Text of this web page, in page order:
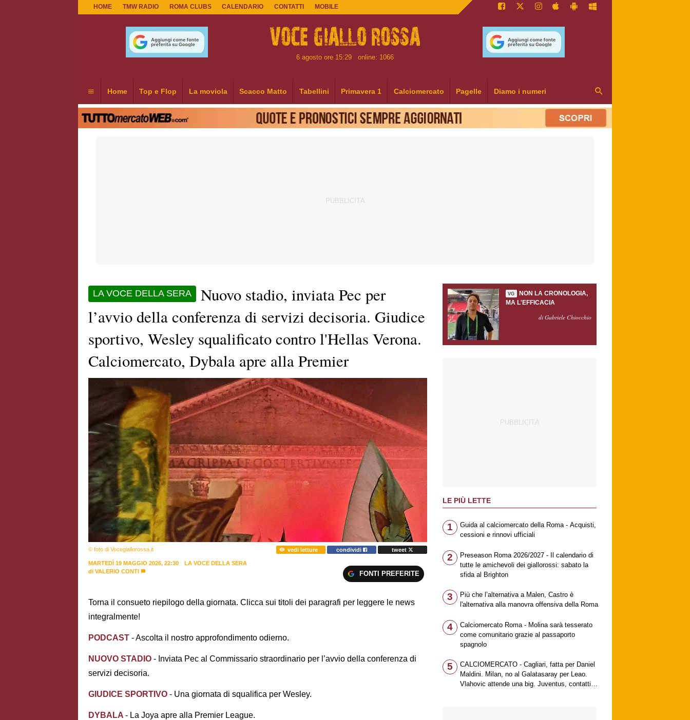
HOME TMW RADIO ROMA CLUBS CALENDARIO CONTATTI MOBILE
6 agosto ore 15:29 online: 1066
Home Top e Flop La moviola Scacco Matto Tabellini Primavera 1 Calciomercato Pagelle Diamo i numeri
LA VOCE DELLA SERA
Nuovo stadio, inviata Pec per
l’avvio della conferenza di servizi decisoria. Giudice
sportivo, Wesley squalificato contro l'Hellas Verona.
Calciomercato, Dybala apre alla Premier
© foto di Vocegiallorossa.it vedi letture condividi tweet
MARTEDÌ 19 MAGGIO 2026, 22:30
LA VOCE DELLA SERA
di VALERIO CONTI FONTI PREFERITE
Torna il consueto riepilogo della giornata. Clicca sui titoli dei paragrafi per leggere le news
integralmente!
PODCAST - Ascolta il nostro approfondimento odierno.
NUOVO STADIO - Inviata Pec al Commissario straordinario per l’avvio della conferenza di
servizi decisoria.
GIUDICE SPORTIVO - Una giornata di squalifica per Wesley.
DYBALA - La Joya apre alla Premier League.
VG
NON LA CRONOLOGIA,
MA L'EFFICACIA
di Gabriele Chiocchio
LE PIÙ LETTE
1
Guida al calciomercato della Roma - Acquisti,
cessioni e rinnovi ufficiali
2
Preseason Roma 2026/2027 - Il calendario di
tutte le amichevoli dei giallorossi: sabato la
sfida al Brighton
3
Più che l’alternativa a Malen, Castro è
l'alternativa alla manovra offensiva della Roma
4
Calciomercato Roma - Molina sarà tesserato
come comunitario grazie al passaporto
spagnolo
5
CALCIOMERCATO - Cagliari, fatta per Daniel
Maldini. Milan, no al Galatasaray per Leao.
Vlahovic attende una big. Juventus, contatti